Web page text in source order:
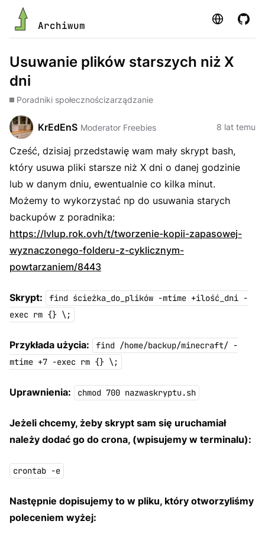
Archiwum Strona
Usuwanie plików starszych niż X
dni
Poradniki społecznościzarządzanie
KrEdEnS Moderator Freebies 8 lat temu
Cześć, dzisiaj przedstawię wam mały skrypt bash,
który usuwa pliki starsze niż X dni o danej godzinie
lub w danym dniu, ewentualnie co kilka minut.
Możemy to wykorzystać np do usuwania starych
backupów z poradnika:
https://lvlup.rok.ovh/t/tworzenie-kopii-zapasowej-
wyznaczonego-folderu-z-cyklicznym-
powtarzaniem/8443
Skrypt:
find ścieżka_do_plików -mtime +ilość_dni -
exec rm {} \;
Przykłada użycia:
find /home/backup/minecraft/ -
mtime +7 -exec rm {} \;
Uprawnienia: chmod 700 nazwaskryptu.sh
Jeżeli chcemy, żeby skrypt sam się uruchamiał
należy dodać go do crona, (wpisujemy w terminalu):
crontab -e
Następnie dopisujemy to w pliku, który otworzyliśmy
poleceniem wyżej: